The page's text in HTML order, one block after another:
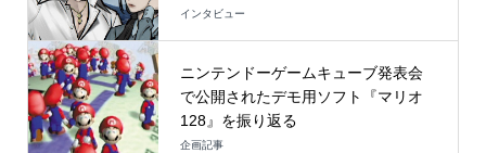
インタビュー
ニンテンドーゲームキューブ発表会
で公開されたデモ用ソフト『マリオ
128』を振り返る
企画記事